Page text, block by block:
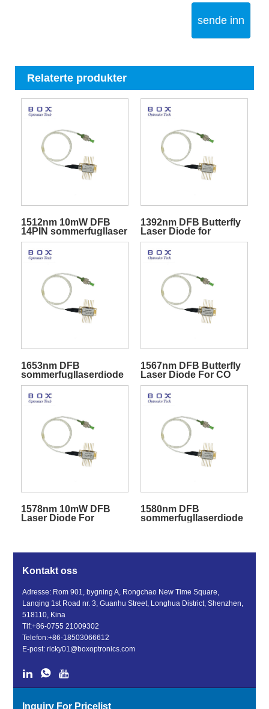
sende inn
Relaterte produkter
1512nm 10mW DFB
14PIN sommerfugllaser
for NH3-sensing
1392nm DFB Butterfly
Laser Diode for
fuktighet H2O sensing
1653nm DFB
sommerfugllaserdiode
for CH4-deteksjon
1567nm DFB Butterfly
Laser Diode For CO
Sensing
1578nm 10mW DFB
Laser Diode For
1580nm DFB
sommerfugllaserdiode
Kontakt oss
Adresse: Rom 901, bygning A, Rongchao New Time Square,
Lanqing 1st Road nr. 3, Guanhu Street, Longhua District, Shenzhen,
518110, Kina
Tlf:+86-0755 21009302
Telefon:+86-18503066612
E-post:ricky01@boxoptronics.com
Inquiry For Pricelist